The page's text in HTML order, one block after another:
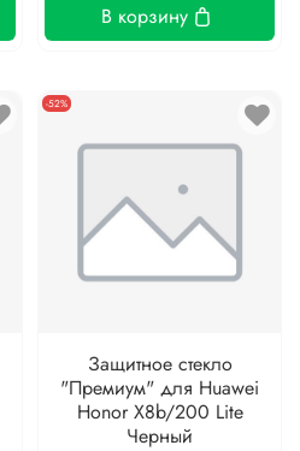
В корзину
-52%
Защитное стекло
"Премиум" для Huawei
Honor X8b/200 Lite
Черный